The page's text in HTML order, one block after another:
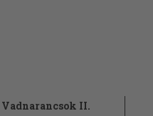
Vadnarancsok II.